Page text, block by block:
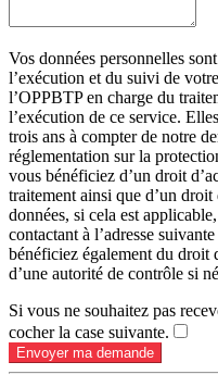
Vos données personnelles
l’exécution et du suivi de
l’OPPBTP en charge du
l’exécution de ce service.
trois ans à compter de notre
réglementation sur la
vous bénéficiez d’un droit
traitement ainsi que d’un
données, si cela est
contactant à l’adresse
bénéficiez également du droit
d’une autorité de contrôle si
Si vous ne souhaitez pas
cocher la case suivante.
Envoyer ma demande